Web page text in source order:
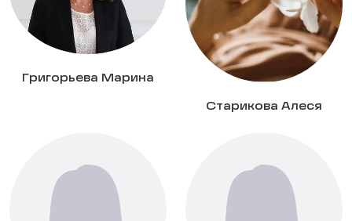
Григорьева Марина
Старикова Алеся